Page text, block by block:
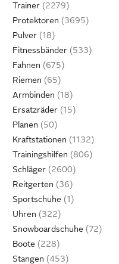
Trainer
Protektoren
Pulver
Fitnessbänder
Fahnen
Riemen
Armbinden
Ersatzräder
Planen
Kraftstationen
Trainingshilfen
Schläger
Reitgerten
Sportschuhe
Uhren
Snowboardschuhe
Boote
Stangen